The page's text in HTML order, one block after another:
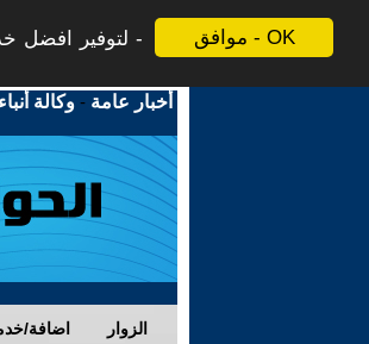
موافق - OK
لتوفير افضل
أخبار عامة -وكالة
اضافة/ الزوار